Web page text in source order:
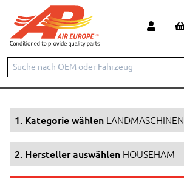
Start Produkte LANDMASCHINEN
1. Kategorie wählen LANDMASCHINEN
2. Hersteller auswählen HOUSEHAM